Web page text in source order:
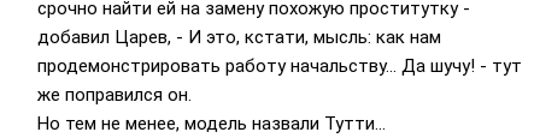
срочно найти ей на замену похожую проститутку -
добавил Царев, - И это, кстати, мысль: как нам
продемонстрировать работу начальству... Да шучу! - тут
же поправился он.
Но тем не менее, модель назвали Тутти...